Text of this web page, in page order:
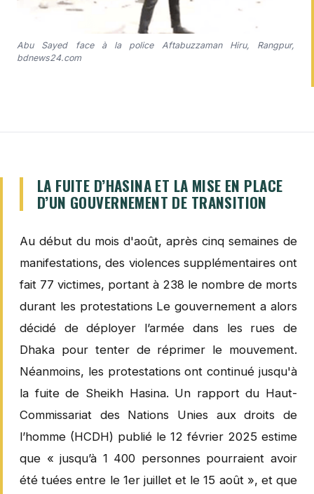
Abu Sayed face à la police Aftabuzzaman Hiru, Rangpur,
bdnews24.com
LA FUITE D’HASINA ET LA MISE EN PLACE
D’UN GOUVERNEMENT DE TRANSITION
Au début du mois d'août, après cinq semaines de
manifestations, des violences supplémentaires ont
fait 77 victimes, portant à 238 le nombre de morts
durant les protestations Le gouvernement a alors
décidé de déployer l’armée dans les rues de
Dhaka pour tenter de réprimer le mouvement.
Néanmoins, les protestations ont continué jusqu'à
la fuite de Sheikh Hasina. Un rapport du Haut-
Commissariat des Nations Unies aux droits de
l’homme (HCDH) publié le 12 février 2025 estime
que « jusqu’à 1 400 personnes pourraient avoir
été tuées entre le 1er juillet et le 15 août », et que